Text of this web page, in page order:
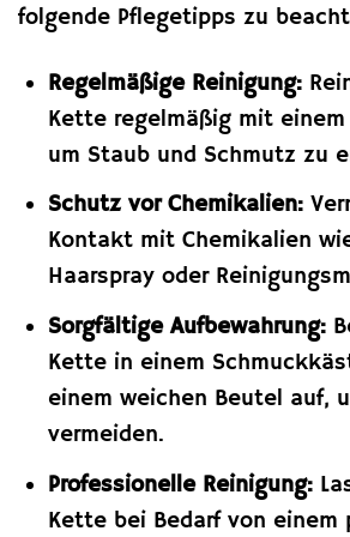
folgende Pflegetipps zu
Regelmäßige Reinigung:
Kette regelmäßig mit
um Staub und Schmutz zu
Schutz vor Chemikalien:
Kontakt mit Chemikalien
Haarspray oder
Sorgfältige Aufbewahrung:
Kette in einem
einem weichen Beutel auf,
vermeiden.
Professionelle Reinigung:
Kette bei Bedarf von einem